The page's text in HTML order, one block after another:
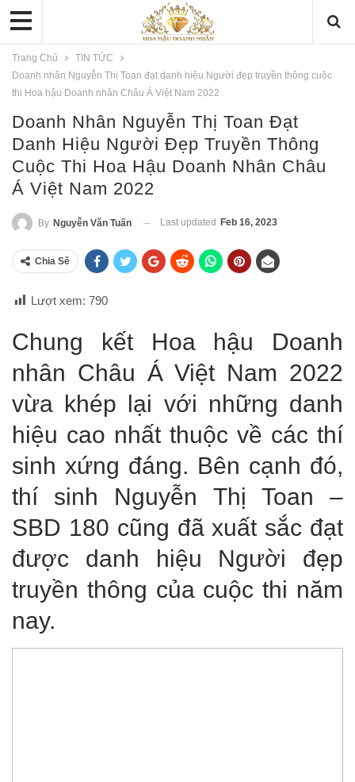
Trang Chủ
TIN TỨC
Doanh nhân Nguyễn Thị Toan đạt danh hiệu Người đẹp truyền thông cuộc
thi Hoa hậu Doanh nhân Châu Á Việt Nam 2022
Doanh Nhân Nguyễn Thị Toan Đạt
Danh Hiệu Người Đẹp Truyền Thông
Cuộc Thi Hoa Hậu Doanh Nhân Châu
Á Việt Nam 2022
By Nguyễn Văn Tuấn Last updated Feb 16, 2023
Chia Sẽ
Lượt xem: 790
Chung kết Hoa hậu Doanh
nhân Châu Á Việt Nam 2022
vừa khép lại với những danh
hiệu cao nhất thuộc về các thí
sinh xứng đáng. Bên cạnh đó,
thí sinh Nguyễn Thị Toan –
SBD 180 cũng đã xuất sắc đạt
được danh hiệu Người đẹp
truyền thông của cuộc thi năm
nay.